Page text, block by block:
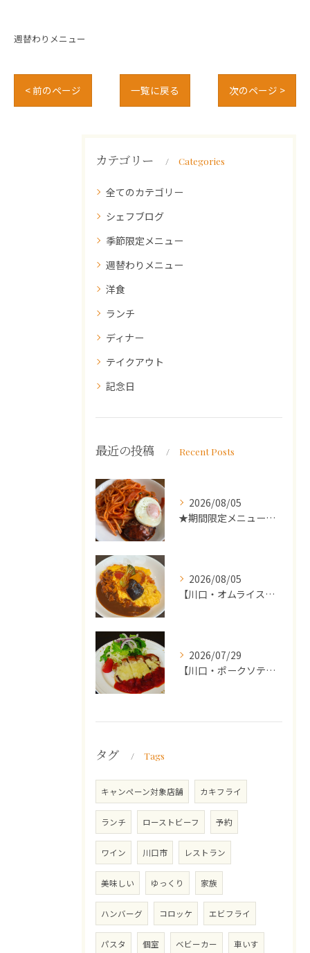
週替わりメニュー
< 前のページ 一覧に戻る 次のページ >
カテゴリー Categories
全てのカテゴリー
シェフブログ
季節限定メニュー
週替わりメニュー
洋食
ランチ
ディナー
テイクアウト
記念日
最近の投稿 Recent Posts
2026/08/05
★期間限定メニューのご案内★
2026/08/05
【川口・オムライス】ランチ・ディナーにおススメの週替わりメニ...
2026/07/29
【川口・ポークソテー】ランチ・ディナーにおススメの週替わりメ...
タグ Tags
キャンペーン対象店舗 カキフライ
ランチ ローストビーフ 予約
ワイン 川口市 レストラン
美味しい ゆっくり 家族
ハンバーグ コロッケ エビフライ
パスタ 個室 ベビーカー 車いす